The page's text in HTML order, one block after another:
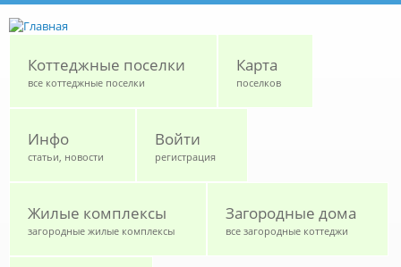
Коттеджные поселки
все коттеджные поселки
Карта
поселков
Инфо
статьи, новости
Войти
регистрация
Жилые комплексы
загородные жилые комплексы
Загородные дома
все загородные коттеджи